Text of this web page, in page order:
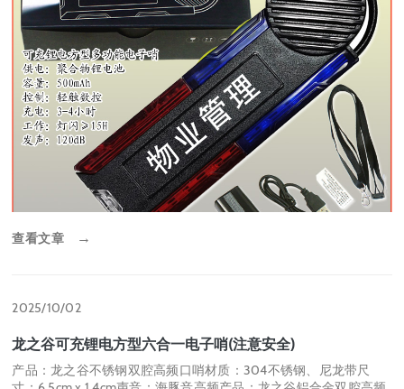
查看文章 →
2025/10/02
龙之谷可充锂电方型六合一电子哨(注意安全)
产品：龙之谷不锈钢双腔高频口哨材质：304不锈钢、尼龙带尺